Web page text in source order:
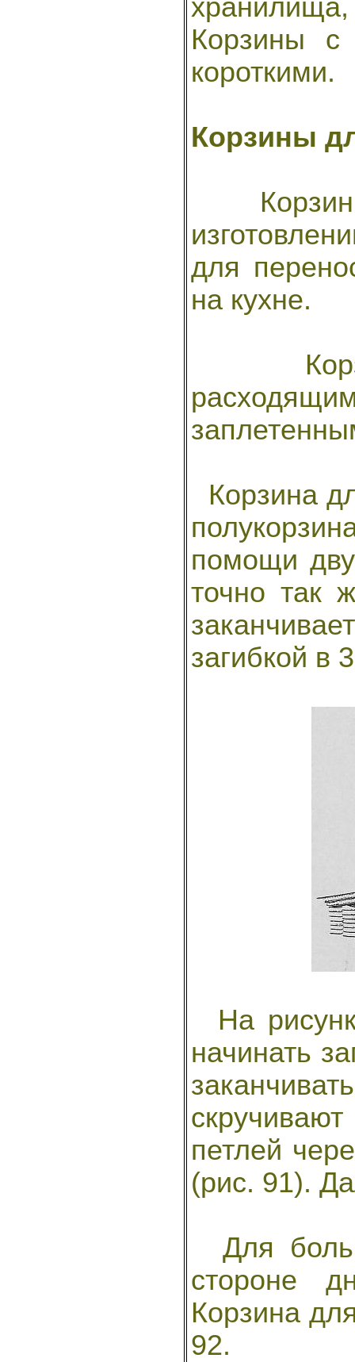
Корзины с
короткими.
Корзины
для
на кухне.
Корзина
помощи
точно так
загибкой в
На
начинать
петлей
(рис. 91).
Для
стороне
Корзина
92.